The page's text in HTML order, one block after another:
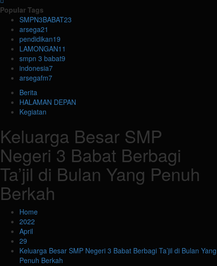
Popular Tags
SMPN3BABAT23
arsega21
pendidikan19
LAMONGAN11
smpn 3 babat9
indonesia7
arsegafm7
Berita
HALAMAN DEPAN
Kegiatan
Keluarga Besar SMP
Negeri 3 Babat Berbagi
Ta’jil di Bulan Yang Penuh
Berkah
Home
2022
April
29
Keluarga Besar SMP Negeri 3 Babat Berbagi Ta’jil di Bulan Yang
Penuh Berkah